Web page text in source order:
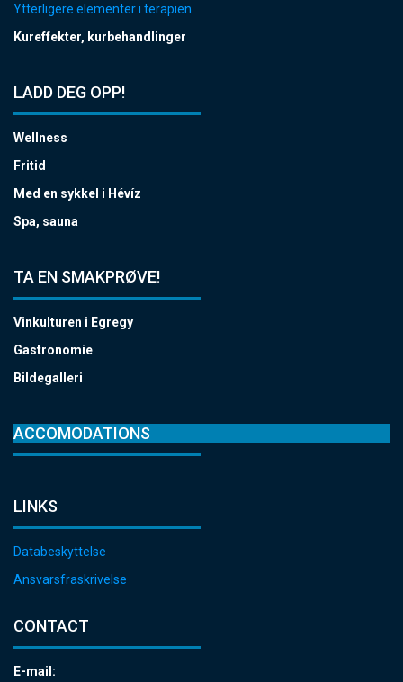
Ytterligere elementer i terapien
Kureffekter, kurbehandlinger
LADD DEG OPP!
Wellness
Fritid
Med en sykkel i Hévíz
Spa, sauna
TA EN SMAKPRØVE!
Vinkulturen i Egregy
Gastronomie
Bildegalleri
ACCOMODATIONS
LINKS
Databeskyttelse
Ansvarsfraskrivelse
CONTACT
E-mail: